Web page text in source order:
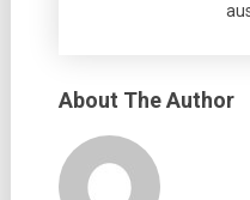
About The Author